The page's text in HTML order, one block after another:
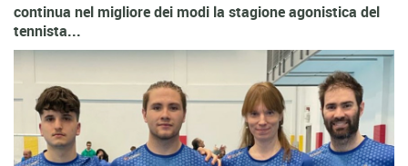
continua nel migliore dei modi la stagione agonistica del
tennista...